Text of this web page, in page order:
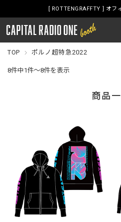
[ ROTTENGRAFFTY ] オフ
TOP ポルノ超特急2022
8件中1件～8件を表示
商品